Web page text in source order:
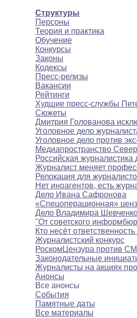
Структуры
Персоны
Теория и практика
Обучение
Конкурсы
Законы
Кодексы
Пресс-релизы
Вакансии
Рейтинги
Худшие пресс-службы
Сюжеты
Дмитрия Голованова
Уголовное дело
Уголовное дело против
Медиапространство
Российская
Журналист меняет
Релокация для
Нет иноагентов, есть
Дело Ивана Сафронова
«Спецоперационная»
Дело Владимира
"От советского
Кто несёт
Журналистский конкурс
РоскомЦензура против
Законодательные
Журналисты на акциях
Анонсы
Все анонсы
События
Памятные даты
Все материалы